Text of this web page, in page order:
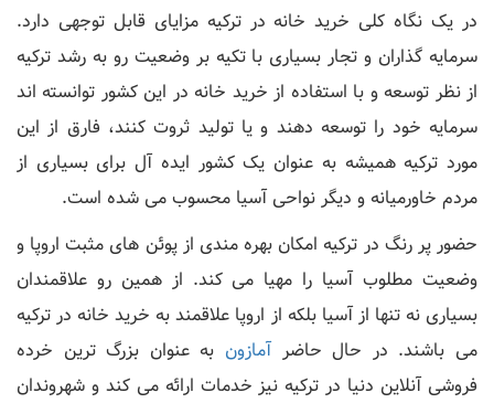
در یک نگاه کلی خرید خانه در ترکیه مزایای قابل توجهی دارد.
سرمایه گذاران و تجار بسیاری با تکیه بر وضعیت رو به رشد ترکیه
از نظر توسعه و با استفاده از خرید خانه در این کشور توانسته اند
سرمایه خود را توسعه دهند و یا تولید ثروت کنند، فارق از این
مورد ترکیه همیشه به عنوان یک کشور ایده آل برای بسیاری از
مردم خاورمیانه و دیگر نواحی آسیا محسوب می شده است.
حضور پر رنگ در ترکیه امکان بهره مندی از پوئن های مثبت اروپا و
وضعیت مطلوب آسیا را مهیا می کند. از همین رو علاقمندان
بسیاری نه تنها از آسیا بلکه از اروپا علاقمند به خرید خانه در ترکیه
می باشند. در حال حاضرآمازون به عنوان بزرگ ترین خرده
فروشی آنلاین دنیا در ترکیه نیز خدمات ارائه می کند و شهروندان